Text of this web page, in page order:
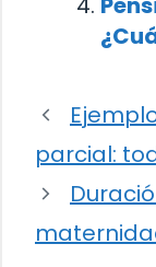
parcial: